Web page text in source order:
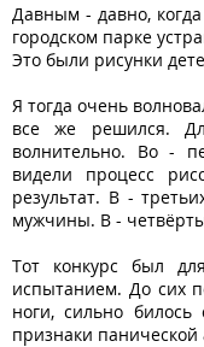
Давным - давно,
городском парке
Это были рисунки
Я тогда очень
все же решился.
волнительно. Во -
видели процесс
результат. В -
мужчины. В -
Тот конкурс был
испытанием. До сих
ноги, сильно
признаки панической